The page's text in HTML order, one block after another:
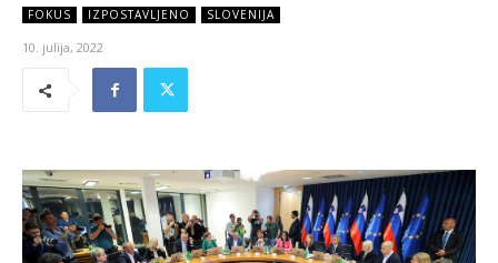
FOKUS IZPOSTAVLJENO SLOVENIJA
10. julija, 2022